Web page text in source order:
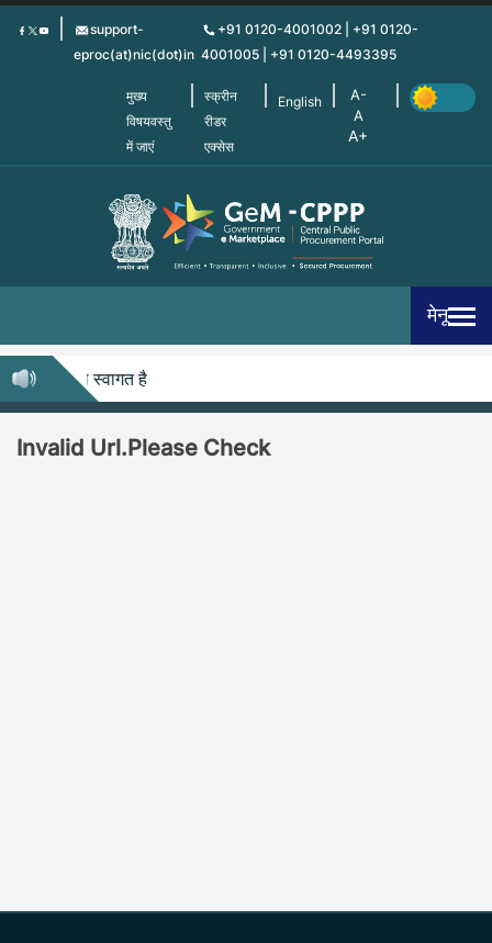
Skip
support-
eproc(at)nic(dot)in
+91 0120-4001002 | +91 0120-
4001005 | +91 0120-4493395
मुख्य
विषयवस्तु
में जाएं
स्क्रीन
रीडर
एक्सेस
English
मेनू
में आपका स्वागत है
Invalid Url.Please Check